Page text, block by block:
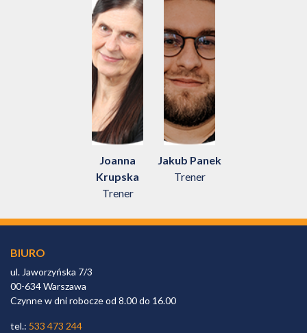
Joanna
Krupska
Trener
Jakub Panek
Trener
BIURO
ul. Jaworzyńska 7/3
00-634 Warszawa
Czynne w dni robocze od 8.00 do 16.00
tel.: 533 473 244